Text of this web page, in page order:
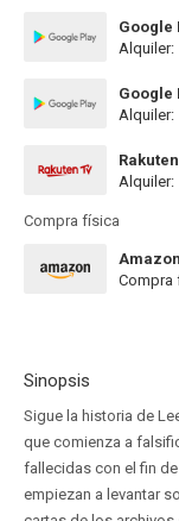
Google
Alquiler:
Google
Alquiler:
Alquiler:
Compra física
Amazon
Compra
Sinopsis
Sigue la historia de
que comienza a
fallecidas con el fin
empiezan a levantar